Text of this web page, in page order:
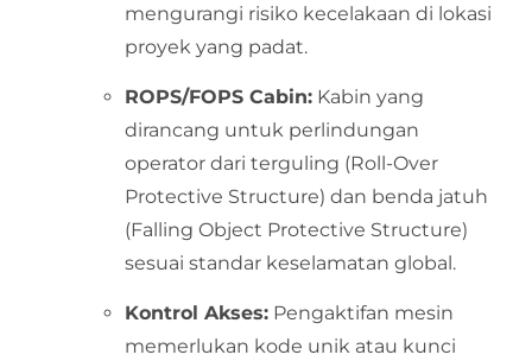
mengurangi risiko kecelakaan di lokasi
proyek yang padat.
ROPS/FOPS Cabin: Kabin yang
dirancang untuk perlindungan
operator dari terguling (Roll-Over
Protective Structure) dan benda jatuh
(Falling Object Protective Structure)
sesuai standar keselamatan global.
Kontrol Akses: Pengaktifan mesin
memerlukan kode unik atau kunci